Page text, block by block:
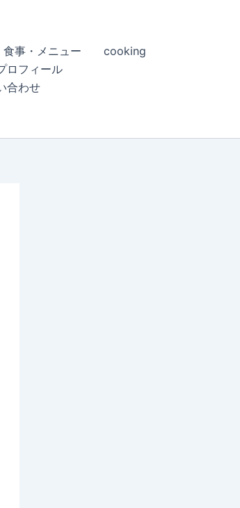
食事・メニュー
cooking
フィール
合わせ